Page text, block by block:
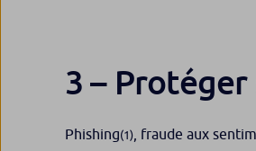
3 –
Phishing(1) , fraude aux